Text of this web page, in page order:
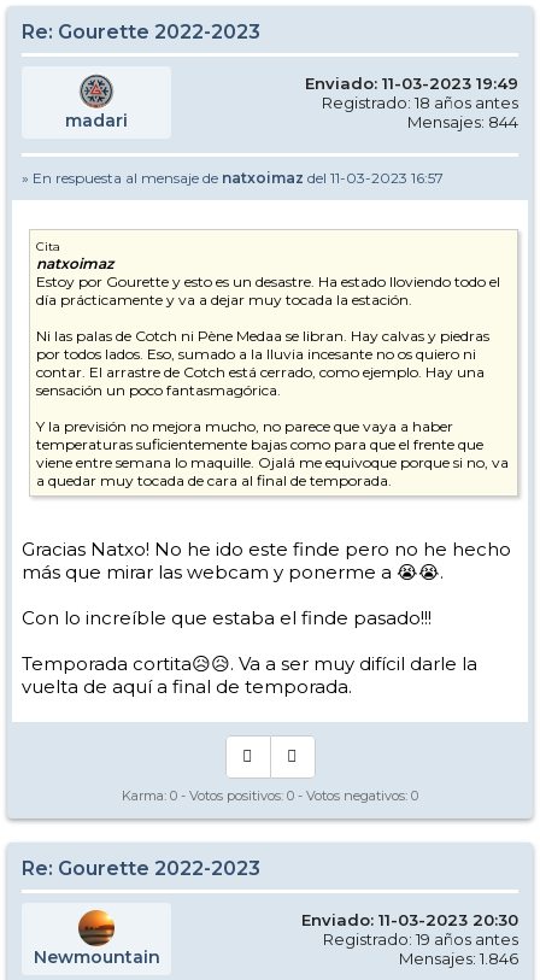
Re: Gourette 2022-2023
madari
Enviado: 11-03-2023 19:49
Registrado: 18 años antes
Mensajes: 844
» En respuesta al mensaje de natxoimaz del 11-03-2023 16:57
Cita
natxoimaz
Estoy por Gourette y esto es un desastre. Ha estado lloviendo todo el
día prácticamente y va a dejar muy tocada la estación.
Ni las palas de Cotch ni Pène Medaa se libran. Hay calvas y piedras
por todos lados. Eso, sumado a la lluvia incesante no os quiero ni
contar. El arrastre de Cotch está cerrado, como ejemplo. Hay una
sensación un poco fantasmagórica.
Y la previsión no mejora mucho, no parece que vaya a haber
temperaturas suficientemente bajas como para que el frente que
viene entre semana lo maquille. Ojalá me equivoque porque si no, va
a quedar muy tocada de cara al final de temporada.
Gracias Natxo! No he ido este finde pero no he hecho
más que mirar las webcam y ponerme a 😭😭.
Con lo increíble que estaba el finde pasado!!!
Temporada cortita😥😥. Va a ser muy difícil darle la
vuelta de aquí a final de temporada.
Karma: 0 - Votos positivos: 0 - Votos negativos: 0
Re: Gourette 2022-2023
Newmountain
Enviado: 11-03-2023 20:30
Registrado: 19 años antes
Mensajes: 1.846